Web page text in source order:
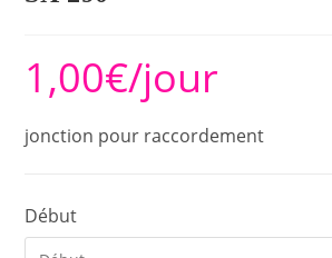
1,00€/jour
jonction pour raccordement
Début